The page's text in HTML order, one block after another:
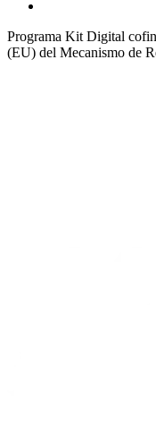
Programa Kit Digital
(EU) del Mecanismo de